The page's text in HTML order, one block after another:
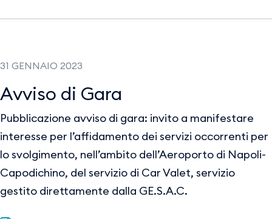
31 GENNAIO 2023
Avviso di Gara
Pubblicazione avviso di gara: invito a manifestare
interesse per l’affidamento dei servizi occorrenti per
lo svolgimento, nell’ambito dell’Aeroporto di Napoli-
Capodichino, del servizio di Car Valet, servizio
gestito direttamente dalla GE.S.A.C.